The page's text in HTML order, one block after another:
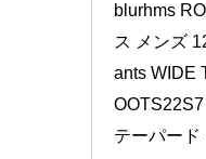
blurhms
ス メンズ
ants WIDE
テーパード